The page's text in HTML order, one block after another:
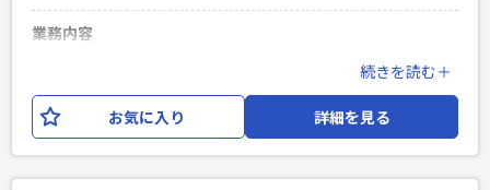
業務内容
していただきます。 技術的な要望を論点整理しながら、方針
決めをしていただく役割を担っていただきます。 開発チーム
が全部で5チームあり、それぞれのリーダークラスとコミュニ
続きを読む＋
お気に入り 詳細を見る